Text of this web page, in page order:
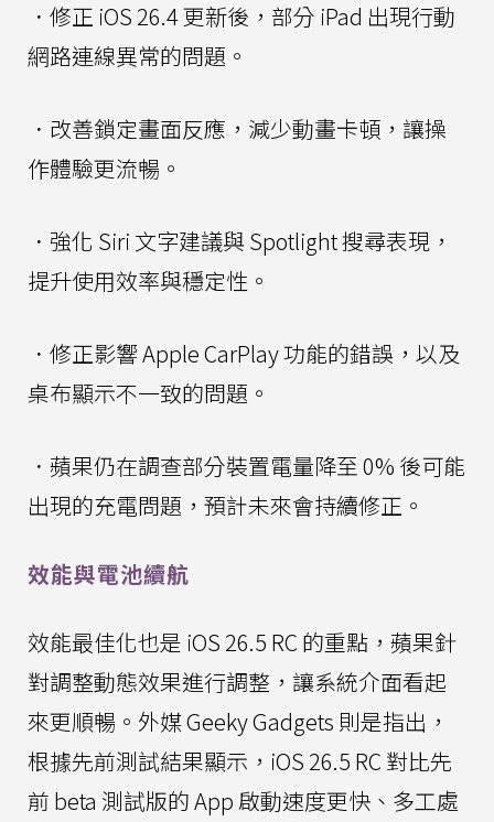
．修正 iOS 26.4 更新後，部分 iPad 出現行動
網路連線異常的問題。
．改善鎖定畫面反應，減少動畫卡頓，讓操
作體驗更流暢。
．強化 Siri 文字建議與 Spotlight 搜尋表現，
提升使用效率與穩定性。
．修正影響 Apple CarPlay 功能的錯誤，以及
桌布顯示不一致的問題。
．蘋果仍在調查部分裝置電量降至 0% 後可能
出現的充電問題，預計未來會持續修正。
效能與電池續航
效能最佳化也是 iOS 26.5 RC 的重點，蘋果針
對調整動態效果進行調整，讓系統介面看起
來更順暢。外媒 Geeky Gadgets 則是指出，
根據先前測試結果顯示，iOS 26.5 RC 對比先
前 beta 測試版的 App 啟動速度更快、多工處